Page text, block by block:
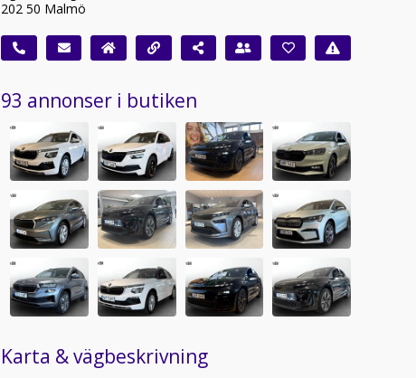
202 50 Malmö
93 annonser i butiken
Karta & vägbeskrivning